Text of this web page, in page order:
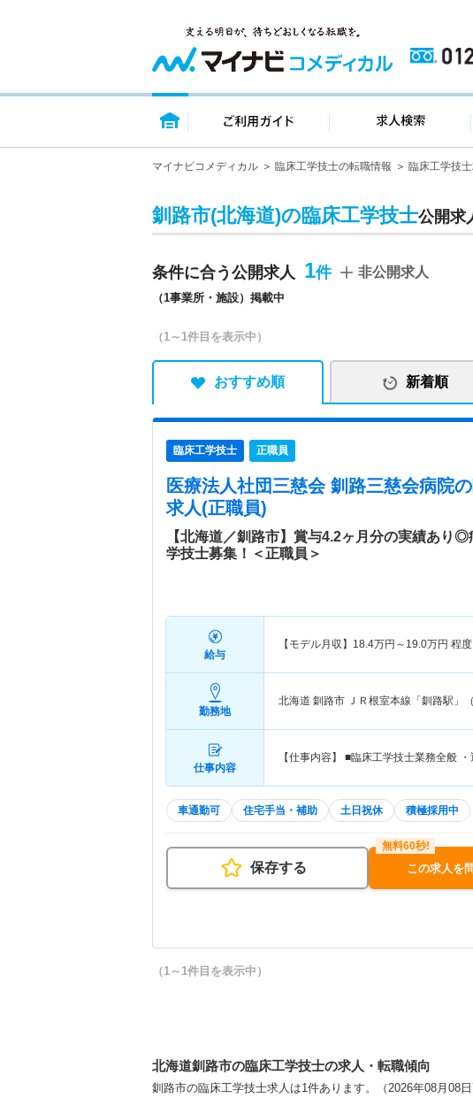
トップページ ご利用ガイド
マイナビコメディカル 臨床工学技士の転職情報 臨床工学技
釧路市(北海道)の臨床工学技士公開求
条件に合う公開求人 1
（1事業所・施設）掲載中
非公開求人
（1～1件目を表示中）
おすすめ順 新着順
臨床工学技士 正職員
医療法人社団三慈会 釧路三慈会病院
求人(正職員)
【北海道／釧路市】賞与4.2ヶ月分の実績あり
学技士募集！＜正職員＞
給与
【モデル月収】 18.4万円～ 19.0万円 程度
勤務地
北海道 釧路市 ＪＲ根室本線「釧路駅」
仕事内容
【仕事内容】 ■臨床工学技士業務全般
車通勤可 住宅手当・補助 土日祝休 積極採用中
保存する この求人を
（1～1件目を表示中）
北海道釧路市の臨床工学技士の求人・転職傾向
釧路市の臨床工学技士求人は1件あります。（2026年08月08日